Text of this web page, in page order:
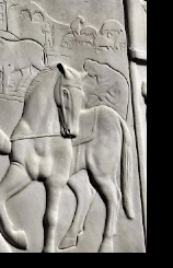
στα μάτια
ξεριζωνομαστε
Για να μην την ...